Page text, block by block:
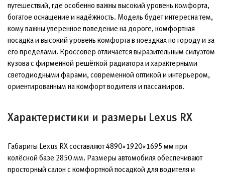
путешествий, где особенно важны высокий уровень комфорта,
богатое оснащение и надёжность. Модель будет интересна тем,
кому важны уверенное поведение на дороге, комфортная
посадка и высокий уровень комфорта в поездках по городу и за
его пределами. Кроссовер отличается выразительным силуэтом
кузова с фирменной решёткой радиатора и характерными
светодиодными фарами, современной оптикой и интерьером,
ориентированным на комфорт водителя и пассажиров.
Характеристики и размеры Lexus RX
Габариты Lexus RX составляют 4890×1920×1695 мм при
колёсной базе 2850 мм. Размеры автомобиля обеспечивают
просторный салон с комфортной посадкой для водителя и